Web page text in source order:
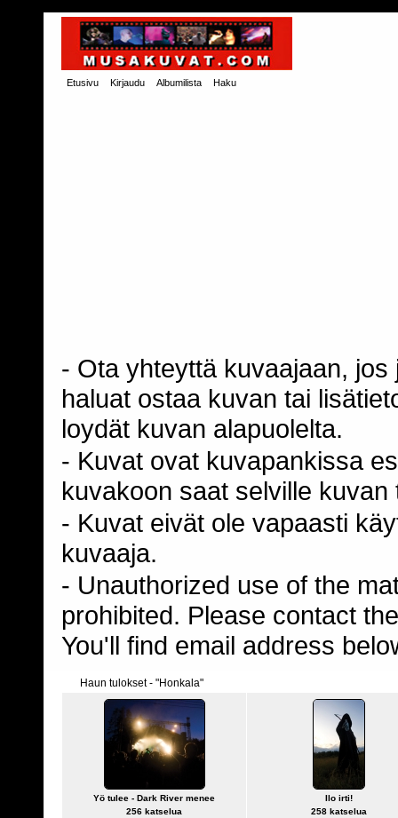
Etusivu Kirjaudu Albumilista Haku
- Ota yhteyttä kuvaajaan,
haluat ostaa kuvan tai
loydät kuvan alapuolelta.
- Kuvat ovat kuvapankissa
kuvakoon saat selville
- Kuvat eivät ole vapaasti
kuvaaja.
- Unauthorized use of the
prohibited. Please contact
You'll find email address
Haun tulokset - "Honkala"
Yö tulee - Dark River menee
256 katselua
Ilo irti!
258 katselua